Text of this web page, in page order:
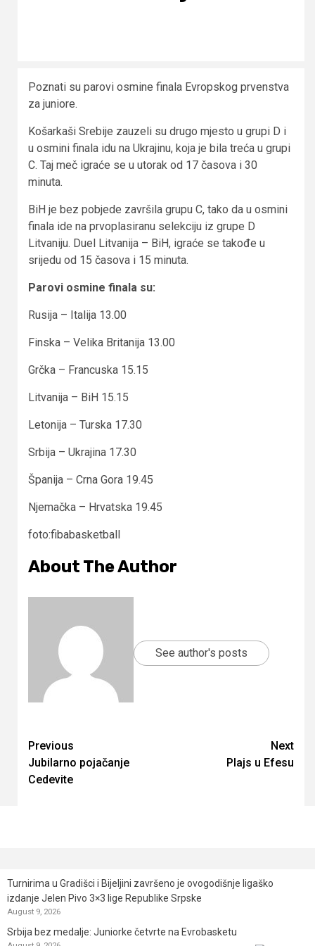
Poznati su parovi osmine finala Evropskog prvenstva
za juniore.
Košarkaši Srebije zauzeli su drugo mjesto u grupi D i
u osmini finala idu na Ukrajinu, koja je bila treća u grupi
C. Taj meč igraće se u utorak od 17 časova i 30
minuta.
BiH je bez pobjede završila grupu C, tako da u osmini
finala ide na prvoplasiranu selekciju iz grupe D
Litvaniju. Duel Litvanija – BiH, igraće se takođe u
srijedu od 15 časova i 15 minuta.
Parovi osmine finala su:
Rusija – Italija 13.00
Finska – Velika Britanija 13.00
Grčka – Francuska 15.15
Litvanija – BiH 15.15
Letonija – Turska 17.30
Srbija – Ukrajina 17.30
Španija – Crna Gora 19.45
Njemačka – Hrvatska 19.45
foto:fibabasketball
About The Author
See author's posts
Continue
Reading
Previous
Jubilarno pojačanje
Cedevite
Next
Plajs u Efesu
Turnirima u Gradišci i Bijeljini završeno je ovogodišnje ligaško
izdanje Jelen Pivo 3×3 lige Republike Srpske
August 9, 2026
Srbija bez medalje: Juniorke četvrte na Evrobasketu